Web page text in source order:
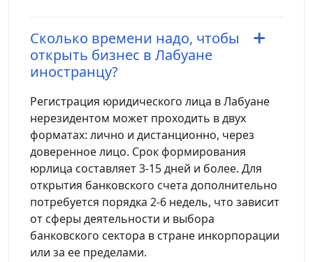
Сколько времени надо, чтобы
открыть бизнес в Лабуане
иностранцу?
Регистрация юридического лица в Лабуане
нерезидентом может проходить в двух
форматах: лично и дистанционно, через
доверенное лицо. Срок формирования
юрлица составляет 3-15 дней и более. Для
открытия банковского счета дополнительно
потребуется порядка 2-6 недель, что зависит
от сферы деятельности и выбора
банковского сектора в стране инкорпорации
или за ее пределами.